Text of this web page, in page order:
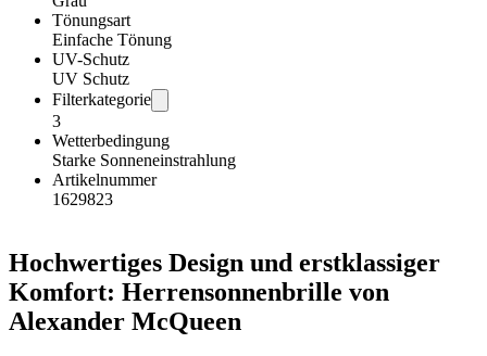
Tönungsart
Einfache Tönung
UV-Schutz
UV Schutz
Filterkategorie
3
Wetterbedingung
Starke Sonneneinstrahlung
Artikelnummer
1629823
Hochwertiges Design und erstklassiger
Komfort: Herrensonnenbrille von
Alexander McQueen